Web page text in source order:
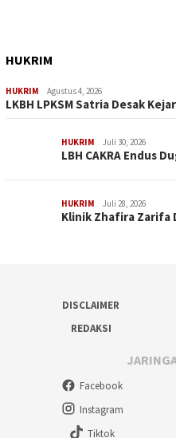
HUKRIM
HUKRIM Agustus 4, 2026
LKBH LPKSM Satria Desak
HUKRIM Juli 30, 2026
LBH CAKRA Endus
HUKRIM Juli 28, 2026
Klinik Zhafira Zarifa
DISCLAIMER
REDAKSI
Facebook
Instagram
Tiktok